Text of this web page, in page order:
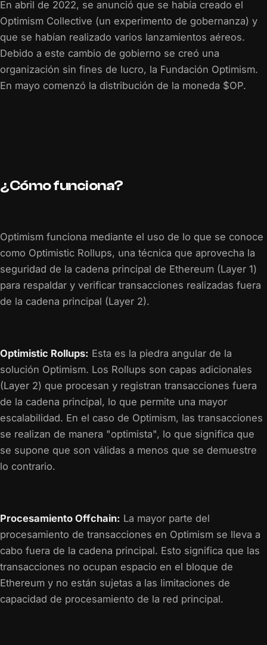
En abril de 2022, se anunció que se había creado el
Optimism Collective (un experimento de gobernanza) y
que se habían realizado varios lanzamientos aéreos.
Debido a este cambio de gobierno se creó una
organización sin fines de lucro, la Fundación Optimism.
En mayo comenzó la distribución de la moneda $OP.
¿Cómo funciona?
Optimism funciona mediante el uso de lo que se conoce
como Optimistic Rollups, una técnica que aprovecha la
seguridad de la cadena principal de Ethereum (Layer 1)
para respaldar y verificar transacciones realizadas fuera
de la cadena principal (Layer 2).
Optimistic Rollups: Esta es la piedra angular de la
solución Optimism. Los Rollups son capas adicionales
(Layer 2) que procesan y registran transacciones fuera
de la cadena principal, lo que permite una mayor
escalabilidad. En el caso de Optimism, las transacciones
se realizan de manera "optimista", lo que significa que
se supone que son válidas a menos que se demuestre
lo contrario.
Procesamiento Offchain: La mayor parte del
procesamiento de transacciones en Optimism se lleva a
cabo fuera de la cadena principal. Esto significa que las
transacciones no ocupan espacio en el bloque de
Ethereum y no están sujetas a las limitaciones de
capacidad de procesamiento de la red principal.